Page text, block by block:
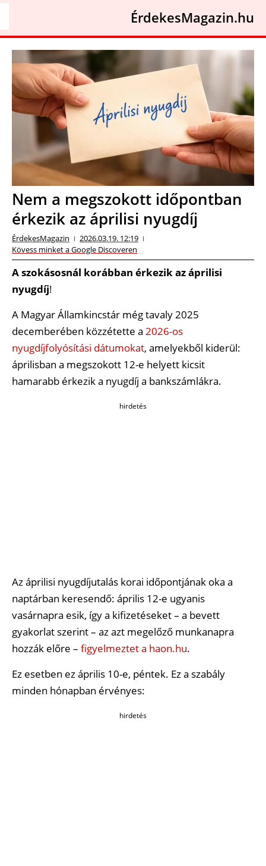
ÉrdekesMagazin.hu
Nem a megszokott időpontban
érkezik az áprilisi nyugdíj
ÉrdekesMagazin
2026.03.19. 12:19
Kövess minket a Google Discoveren
A szokásosnál korábban érkezik az áprilisi
nyugdíj!
A Magyar Államkincstár még tavaly 2025
decemberében közzétette a 2026-os
nyugdíjfolyósítási dátumokat, amelyekből kiderül:
áprilisban a megszokott 12-e helyett kicsit
hamarabb érkezik a nyugdíj a bankszámlákra.
hirdetés
Az áprilisi nyugdíjutalás korai időpontjának oka a
naptárban keresendő: április 12-e ugyanis
vasárnapra esik, így a kifizetéseket – a bevett
gyakorlat szerint – az azt megelőző munkanapra
hozzák előre – figyelmeztet a haon.hu.
Ez esetben ez április 10-e, péntek. Ez a szabály
minden hónapban érvényes:
hirdetés